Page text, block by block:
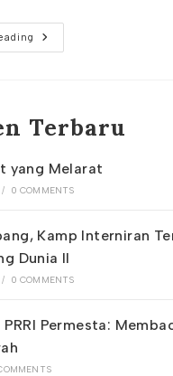
Esai
Hasan
Terbaru
yang Melarat
/ 0 COMMENTS
Kamp Interniran
Dunia II
/ 0 COMMENTS
Permesta: